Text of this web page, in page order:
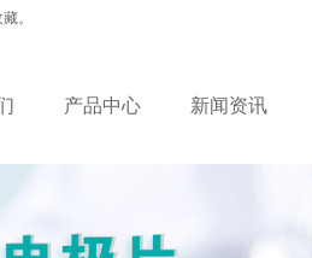
。
产品中心 新闻资讯